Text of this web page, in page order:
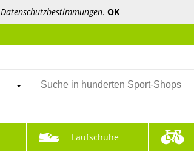
Datenschutzbestimmungen. OK
Laufschuhe